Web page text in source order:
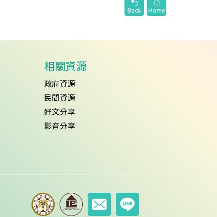
Back Home
相關資源
政府資源
民間資源
好文分享
影音分享